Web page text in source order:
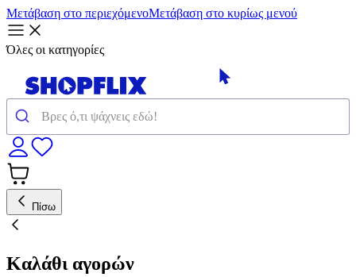
Μετάβαση στο περιεχόμενοΜετάβαση στο κυρίως μενού
Όλες οι κατηγορίες
Πίσω
Καλάθι αγορών